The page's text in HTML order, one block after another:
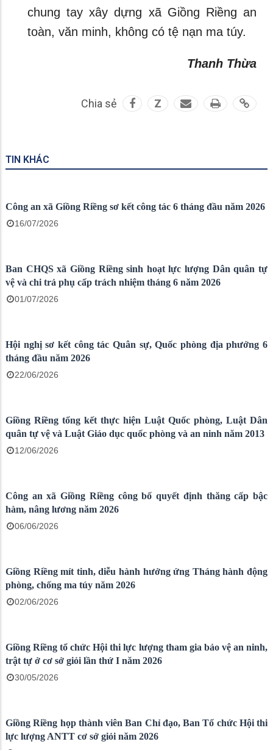
chung tay xây dựng xã Giồng Riềng an
toàn, văn minh, không có tệ nạn ma túy.
Thanh Thừa
Chia sẻ Z
TIN KHÁC
Công an xã Giồng Riềng sơ kết công tác 6 tháng đầu năm 2026
vệ và chi trả phụ cấp trách nhiệm tháng 6 năm 2026
01/07/2026